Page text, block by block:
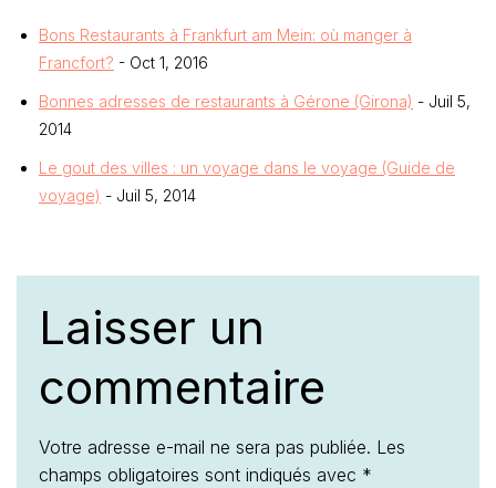
Bons Restaurants à Frankfurt am Mein: où manger à
Francfort? - Oct 1, 2016
Bonnes adresses de restaurants à Gérone (Girona) - Juil 5,
2014
Le gout des villes : un voyage dans le voyage (Guide de
voyage) - Juil 5, 2014
Laisser un
commentaire
Votre adresse e-mail ne sera pas publiée. Les
champs obligatoires sont indiqués avec *